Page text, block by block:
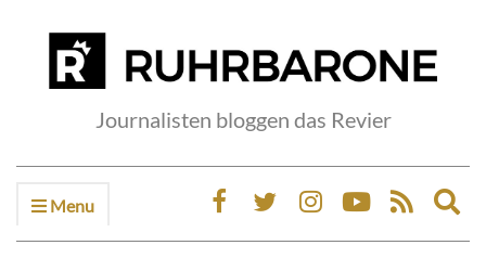
Journalisten bloggen das Revier
Menu